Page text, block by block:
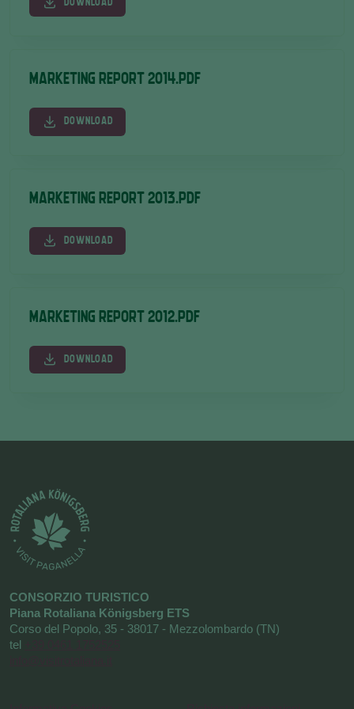
MARKETING REPORT 2014.PDF
DOWNLOAD
MARKETING REPORT 2013.PDF
DOWNLOAD
MARKETING REPORT 2012.PDF
DOWNLOAD
CONSORZIO TURISTICO
Piana Rotaliana Königsberg ETS
Corso del Popolo, 35 - 38017 - Mezzolombardo (TN)
tel